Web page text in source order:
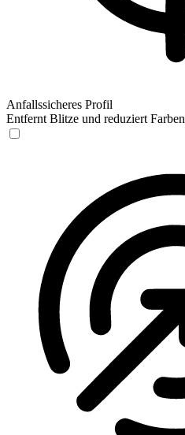
Anfallssicheres Profil
Entfernt Blitze und reduziert Farben